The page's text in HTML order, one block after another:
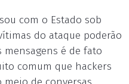
com o Estado sob
do ataque poderão
é de fato
comum que hackers